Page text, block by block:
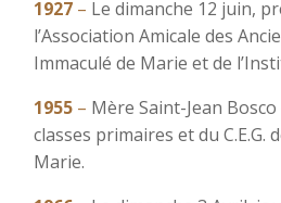
1927 – Le dimanche 12 juin,
l’Association Amicale des
Immaculé de Marie et de
1955 – Mère Saint-Jean
classes primaires et du C.E.G.
Marie.